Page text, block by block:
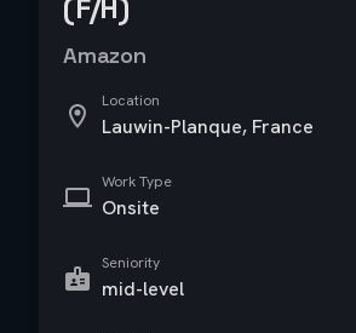
(F/H)
Amazon
Location
Lauwin-Planque, France
Work Type
Onsite
Seniority
mid-level